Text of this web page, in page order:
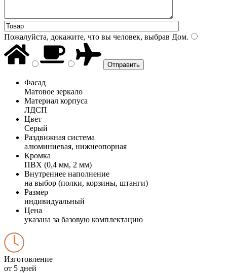
Пожалуйста, докажите, что вы человек, выбрав Дом.
Фасад
Матовое зеркало
Материал корпуса
ЛДСП
Цвет
Серый
Раздвижная система
алюминиевая, нижнеопорная
Кромка
ПВХ (0,4 мм, 2 мм)
Внутреннее наполнение
на выбор (полки, корзины, штанги)
Размер
индивидуальный
Цена
указана за базовую комплектацию
Изготовление
от 5 дней